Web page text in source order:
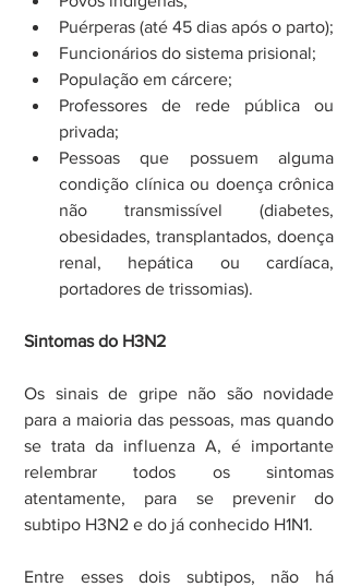
Funcionários do sistema prisional;
População em cárcere;
Professores de rede pública ou
privada;
Pessoas que possuem alguma
condição clínica ou doença crônica
não transmissível (diabetes,
obesidades, transplantados, doença
renal, hepática ou cardíaca,
portadores de trissomias).
Sintomas do H3N2
Os sinais de gripe não são novidade
para a maioria das pessoas, mas quando
se trata da influenza A, é importante
relembrar todos os sintomas
atentamente, para se prevenir do
subtipo H3N2 e do já conhecido H1N1.
Entre esses dois subtipos, não há